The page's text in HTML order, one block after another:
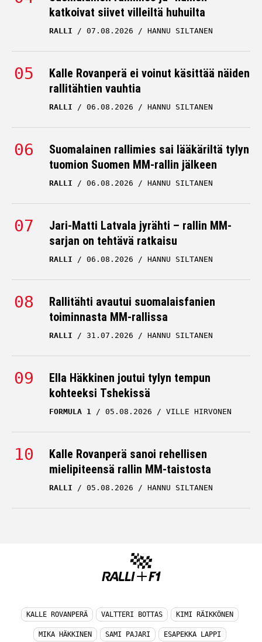
katkoivat siivet villeiltä huhuilta
RALLI 07.08.2026 HANNU SILTANEN
Kalle Rovanperä ei voinut käsittää näiden
rallitähtien vauhtia
RALLI 06.08.2026 HANNU SILTANEN
Suomalainen rallimies sai lääkäriltä tylyn
tuomion Suomen MM-rallin jälkeen
RALLI 06.08.2026 HANNU SILTANEN
Jari-Matti Latvala jyrähti – rallin MM-
sarjan on tehtävä ratkaisu
RALLI 06.08.2026 HANNU SILTANEN
Rallitähti avautui suomalaisfanien
toiminnasta MM-rallissa
RALLI 31.07.2026 HANNU SILTANEN
Ella Häkkinen joutui tylyn tempun
kohteeksi Tshekissä
FORMULA 1 05.08.2026 VILLE HIRVONEN
Kalle Rovanperä sanoi rehellisen
mielipiteensä rallin MM-taistosta
RALLI 05.08.2026 HANNU SILTANEN
KALLE ROVANPERÄ VALTTERI BOTTAS KIMI RÄIKKÖNEN
MIKA HÄKKINEN SAMI PAJARI ESAPEKKA LAPPI